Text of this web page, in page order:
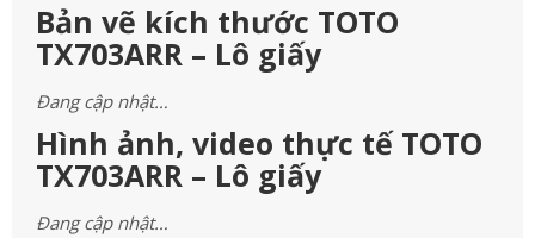
Bản vẽ kích thước TOTO
TX703ARR – Lô giấy
Đang cập nhật…
Hình ảnh, video thực tế TOTO
TX703ARR – Lô giấy
Đang cập nhật…